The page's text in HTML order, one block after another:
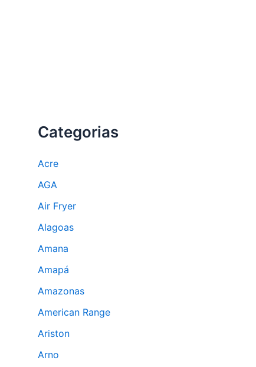
Categorias
Acre
AGA
Air Fryer
Alagoas
Amana
Amapá
Amazonas
American Range
Ariston
Arno